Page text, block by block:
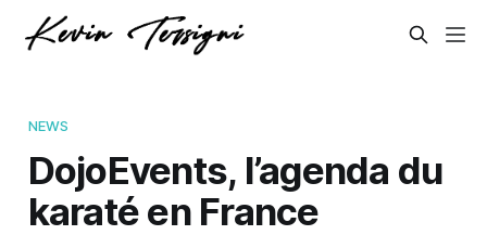
NEWS
DojoEvents, l’agenda du
karaté en France